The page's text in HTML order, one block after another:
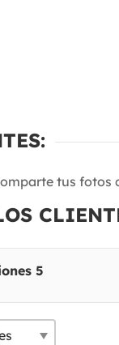
tus fotos
5